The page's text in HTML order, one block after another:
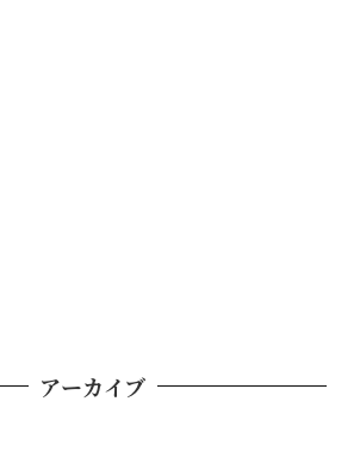
アーカイブ